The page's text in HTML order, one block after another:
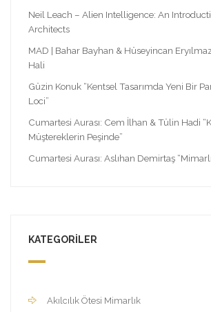
Neil Leach – Alien Intelligence: An
Architects
MAD | Bahar Bayhan & Hüseyincan
Hali
Güzin Konuk “Kentsel Tasarımda Yeni Bir
Loci”
Cumartesi Aurası: Cem İlhan & Tülin Hadi
Müştereklerin Peşinde”
Cumartesi Aurası: Aslıhan Demirtaş
KATEGORILER
Akılcılık Ötesi Mimarlık